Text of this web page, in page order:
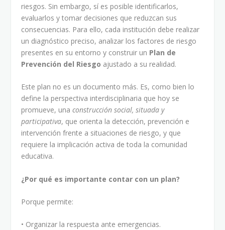
riesgos. Sin embargo, sí es posible identificarlos,
evaluarlos y tomar decisiones que reduzcan sus
consecuencias. Para ello, cada institución debe realizar
un diagnóstico preciso, analizar los factores de riesgo
presentes en su entorno y construir un Plan de
Prevención del Riesgo ajustado a su realidad.
Este plan no es un documento más. Es, como bien lo
define la perspectiva interdisciplinaria que hoy se
promueve, unaconstrucción social, situada y
participativa, que orienta la detección, prevención e
intervención frente a situaciones de riesgo, y que
requiere la implicación activa de toda la comunidad
educativa.
¿Por qué es importante contar con un plan?
Porque permite:
• Organizar la respuesta ante emergencias.